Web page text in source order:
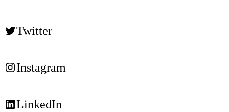
Twitter
Instagram
LinkedIn